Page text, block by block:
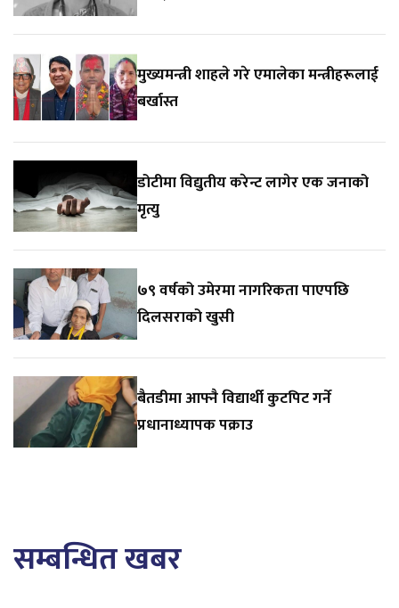
मुख्यमन्त्री शाहले गरे एमालेका मन्त्रीहरूलाई
बर्खास्त
डोटीमा विद्युतीय करेन्ट लागेर एक जनाको
मृत्यु
७९ वर्षको उमेरमा नागरिकता पाएपछि
दिलसराको खुसी
बैतडीमा आफ्नै विद्यार्थी कुटपिट गर्ने
प्रधानाध्यापक पक्राउ
सम्बन्धित खबर